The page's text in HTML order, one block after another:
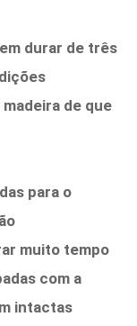
durar de três
de que
para o
muito tempo
com a
intactas